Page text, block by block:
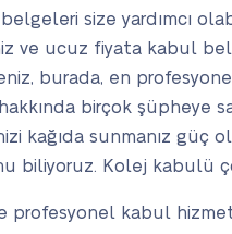
size yardımcı
ve ucuz fiyata kabul
burada, en
birçok şüpheye
kağıda sunmanız güç
biliyoruz. Kolej kabulü
profesyonel kabul